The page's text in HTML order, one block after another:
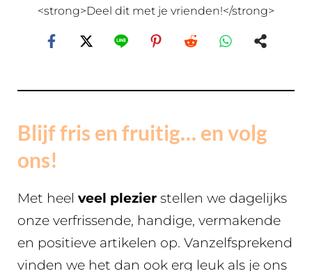
<strong>Deel dit met je vrienden!</strong>
Blijf fris en fruitig… en volg
ons!
Met heel veel plezier stellen we dagelijks
onze verfrissende, handige, vermakende
en positieve artikelen op. Vanzelfsprekend
vinden we het dan ook erg leuk als je ons